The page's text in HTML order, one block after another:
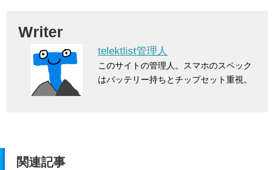
Writer
telektlist管理人
このサイトの管理人。スマホのスペック
はバッテリー持ちとチップセット重視。
関連記事